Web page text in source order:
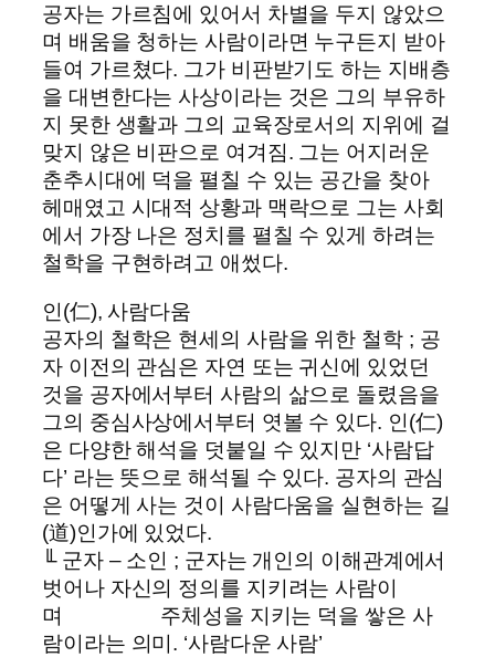
공자는 가르침에 있어서 차별을 두지 않았으
며 배움을 청하는 사람이라면 누구든지 받아
들여 가르쳤다. 그가 비판받기도 하는 지배층
을 대변한다는 사상이라는 것은 그의 부유하
지 못한 생활과 그의 교육장로서의 지위에 걸
맞지 않은 비판으로 여겨짐. 그는 어지러운
춘추시대에 덕을 펼칠 수 있는 공간을 찾아
헤매였고 시대적 상황과 맥락으로 그는 사회
에서 가장 나은 정치를 펼칠 수 있게 하려는
철학을 구현하려고 애썼다.
인(仁), 사람다움
공자의 철학은 현세의 사람을 위한 철학 ; 공
자 이전의 관심은 자연 또는 귀신에 있었던
것을 공자에서부터 사람의 삶으로 돌렸음을
그의 중심사상에서부터 엿볼 수 있다. 인(仁)
은 다양한 해석을 덧붙일 수 있지만 ‘사람답
다’ 라는 뜻으로 해석될 수 있다. 공자의 관심
은 어떻게 사는 것이 사람다움을 실현하는 길
(道)인가에 있었다.
╙ 군자 – 소인 ; 군자는 개인의 이해관계에서
벗어나 자신의 정의를 지키려는 사람이
며 주체성을 지키는 덕을 쌓은 사
람이라는 의미. ‘사람다운 사람’